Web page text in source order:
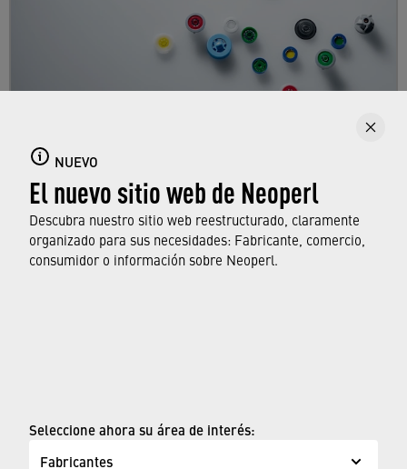
NUEVO
El nuevo sitio web de Neoperl
Descubra nuestro sitio web reestructurado, claramente
organizado para sus necesidades: Fabricante, comercio,
consumidor o información sobre Neoperl.
Seleccione ahora su área de interés:
Fabricantes
Reguladores de caudal
Aquí puede descubrir nuestra gama completa y
las funciones generales de los reguladores de
caudal.
Aviso legal